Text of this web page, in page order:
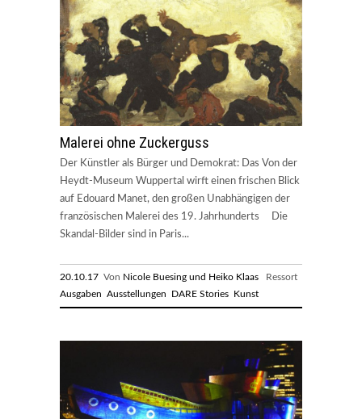
Malerei ohne Zuckerguss
Der Künstler als Bürger und Demokrat: Das Von der
Heydt-Museum Wuppertal wirft einen frischen Blick
auf Edouard Manet, den großen Unabhängigen der
französischen Malerei des 19. Jahrhunderts Die
Skandal-Bilder sind in Paris...
20.10.17 Von Nicole Buesing und Heiko Klaas Ressort
Ausgaben Ausstellungen DARE Stories Kunst